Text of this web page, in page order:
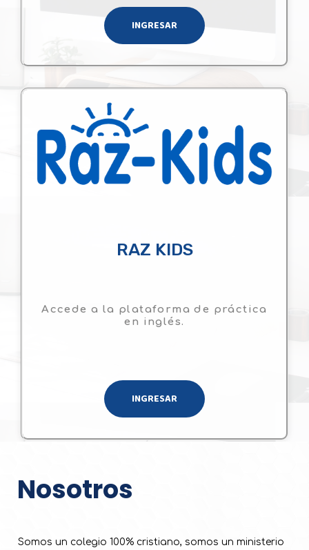
INGRESAR
RAZ KIDS
Accede a la plataforma de práctica
en inglés.
INGRESAR
Nosotros
Somos un colegio 100% cristiano, somos un ministerio